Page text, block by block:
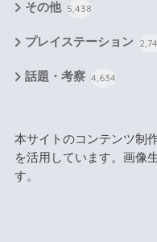
その他 5,438
プレイステーション
話題・考察 4,634
本サイトのコンテンツ制
を活用しています。画像
す。